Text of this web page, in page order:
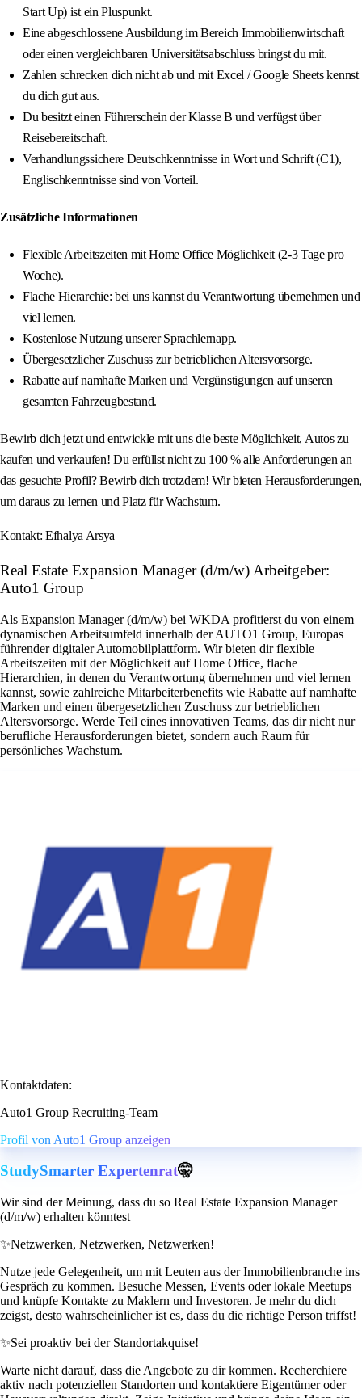
Start Up) ist ein Pluspunkt.
Eine abgeschlossene Ausbildung im Bereich Immobilienwirtschaft
oder einen vergleichbaren Universitätsabschluss bringst du mit.
Zahlen schrecken dich nicht ab und mit Excel / Google Sheets kennst
du dich gut aus.
Du besitzt einen Führerschein der Klasse B und verfügst über
Reisebereitschaft.
Verhandlungssichere Deutschkenntnisse in Wort und Schrift (C1),
Englischkenntnisse sind von Vorteil.
Zusätzliche Informationen
Flexible Arbeitszeiten mit Home Office Möglichkeit (2-3 Tage pro
Woche).
Flache Hierarchie: bei uns kannst du Verantwortung übernehmen und
viel lernen.
Kostenlose Nutzung unserer Sprachlernapp.
Übergesetzlicher Zuschuss zur betrieblichen Altersvorsorge.
Rabatte auf namhafte Marken und Vergünstigungen auf unseren
gesamten Fahrzeugbestand.
Bewirb dich jetzt und entwickle mit uns die beste Möglichkeit, Autos zu
kaufen und verkaufen! Du erfüllst nicht zu 100 % alle Anforderungen an
das gesuchte Profil? Bewirb dich trotzdem! Wir bieten Herausforderungen,
um daraus zu lernen und Platz für Wachstum.
Kontakt: Efhalya Arsya
Real Estate Expansion Manager (d/m/w) Arbeitgeber:
Auto1 Group
Als Expansion Manager (d/m/w) bei WKDA profitierst du von einem
dynamischen Arbeitsumfeld innerhalb der AUTO1 Group, Europas
führender digitaler Automobilplattform. Wir bieten dir flexible
Arbeitszeiten mit der Möglichkeit auf Home Office, flache
Hierarchien, in denen du Verantwortung übernehmen und viel lernen
kannst, sowie zahlreiche Mitarbeiterbenefits wie Rabatte auf namhafte
Marken und einen übergesetzlichen Zuschuss zur betrieblichen
Altersvorsorge. Werde Teil eines innovativen Teams, das dir nicht nur
berufliche Herausforderungen bietet, sondern auch Raum für
persönliches Wachstum.
Kontaktdaten:
Auto1 Group Recruiting-Team
Profil von Auto1 Group anzeigen
StudySmarter Expertenrat🤫
Wir sind der Meinung, dass du so Real Estate Expansion Manager
(d/m/w) erhalten könntest
✨Netzwerken, Netzwerken, Netzwerken!
Nutze jede Gelegenheit, um mit Leuten aus der Immobilienbranche ins
Gespräch zu kommen. Besuche Messen, Events oder lokale Meetups
und knüpfe Kontakte zu Maklern und Investoren. Je mehr du dich
zeigst, desto wahrscheinlicher ist es, dass du die richtige Person triffst!
✨Sei proaktiv bei der Standortakquise!
Warte nicht darauf, dass die Angebote zu dir kommen. Recherchiere
aktiv nach potenziellen Standorten und kontaktiere Eigentümer oder